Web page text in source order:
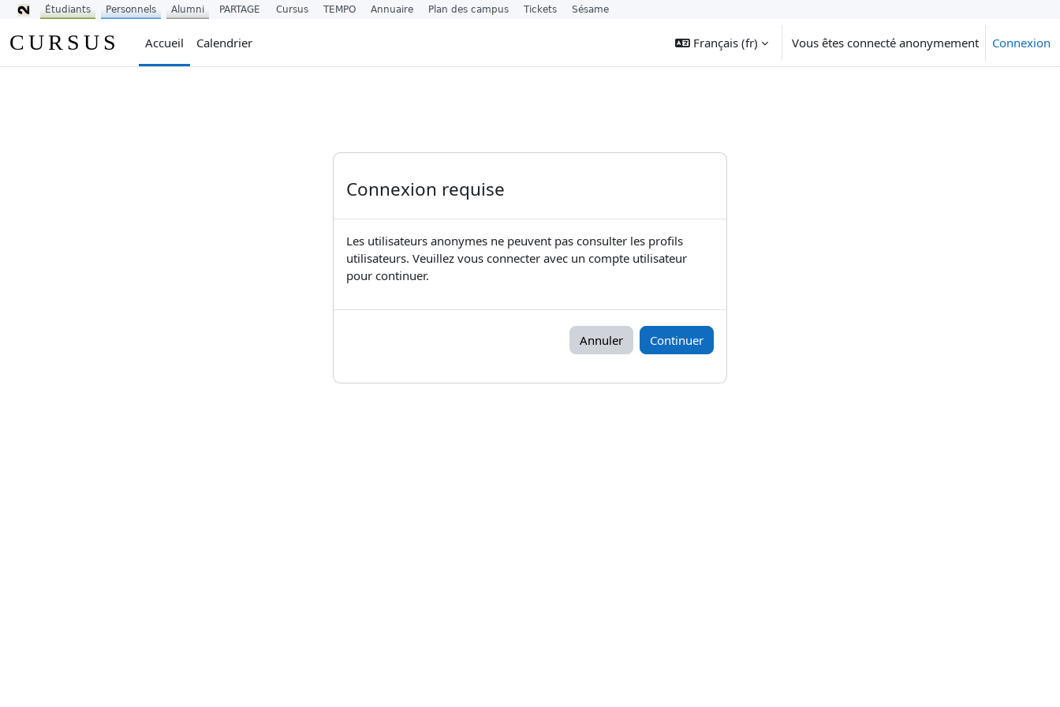
CURSUS Accueil Calendrier Français ‎(fr)‎ Vous êtes connecté anonymement Connexion
Connexion requise
Les utilisateurs anonymes ne peuvent pas consulter les profils
utilisateurs. Veuillez vous connecter avec un compte utilisateur
pour continuer.
Annuler Continuer
Étudiants Personnels Alumni PARTAGE Cursus TEMPO Annuaire Plan des campus Tickets Sésame